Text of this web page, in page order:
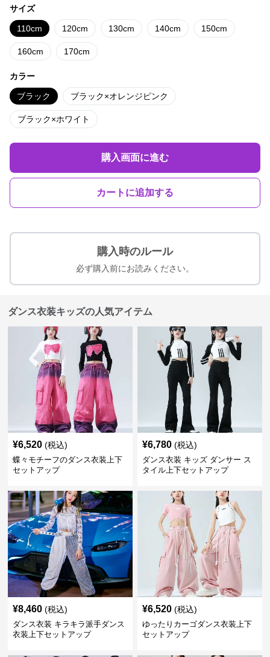
サイズ
110cm 120cm 130cm 140cm 150cm
160cm 170cm
カラー
ブラック ブラック×オレンジピンク
ブラック×ホワイト
購入画面に進む
カートに追加する
購入時のルール
必ず購入前にお読みください。
ダンス衣装キッズの人気アイテム
¥6,520 (税込)
蝶々モチーフのダンス衣装上下
セットアップ
¥6,780 (税込)
ダンス衣装 キッズ ダンサー ス
タイル上下セットアップ
¥8,460 (税込)
ダンス衣装 キラキラ派手ダンス
衣装上下セットアップ
¥6,520 (税込)
ゆったりカーゴダンス衣装上下
セットアップ